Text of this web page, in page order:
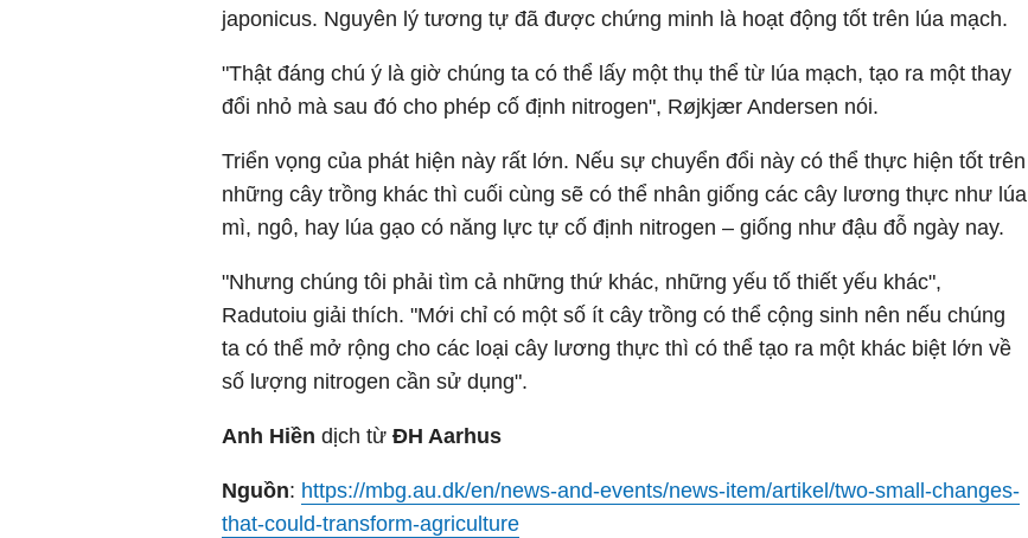
japonicus. Nguyên lý tương tự đã được chứng minh là hoạt động tốt trên lúa mạch.
"Thật đáng chú ý là giờ chúng ta có thể lấy một thụ thể từ lúa mạch, tạo ra một thay
đổi nhỏ mà sau đó cho phép cố định nitrogen", Røjkjær Andersen nói.
Triển vọng của phát hiện này rất lớn. Nếu sự chuyển đổi này có thể thực hiện tốt trên
những cây trồng khác thì cuối cùng sẽ có thể nhân giống các cây lương thực như lúa
mì, ngô, hay lúa gạo có năng lực tự cố định nitrogen – giống như đậu đỗ ngày nay.
"Nhưng chúng tôi phải tìm cả những thứ khác, những yếu tố thiết yếu khác",
Radutoiu giải thích. "Mới chỉ có một số ít cây trồng có thể cộng sinh nên nếu chúng
ta có thể mở rộng cho các loại cây lương thực thì có thể tạo ra một khác biệt lớn về
số lượng nitrogen cần sử dụng".
Anh Hiền dịch từ ĐH Aarhus
Nguồn: https://mbg.au.dk/en/news-and-events/news-item/artikel/two-small-changes-
that-could-transform-agriculture